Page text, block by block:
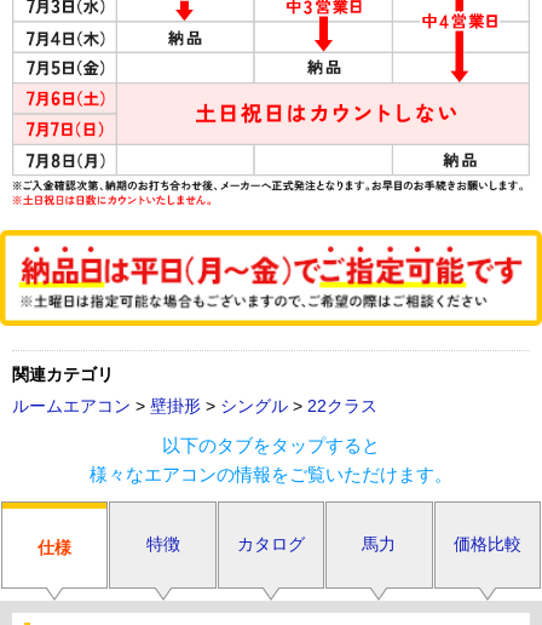
関連カテゴリ
ルームエアコン > 壁掛形 > シングル > 22クラス
以下のタブをタップすると
様々なエアコンの情報をご覧いただけます。
仕様 特徴 カタログ 馬力 価格比較